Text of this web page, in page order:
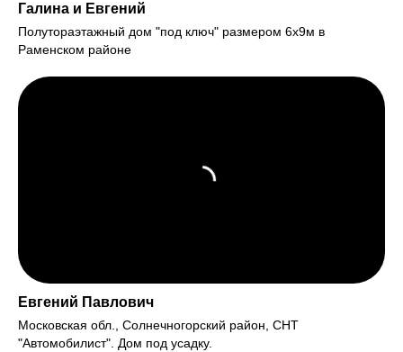
Галина и Евгений
Полутораэтажный дом "под ключ" размером 6х9м в
Раменском районе
Евгений Павлович
Московская обл., Солнечногорский район, СНТ
"Автомобилист". Дом под усадку.